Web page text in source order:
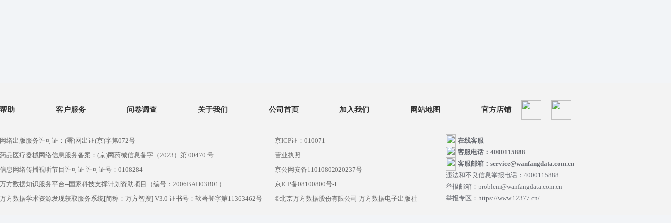
帮助 客户服务 问卷调查 关于我们 公司首页 加入我们 网站地图 官方店铺
网络出版服务许可证：(署)网出证(京)字第072号
药品医疗器械网络信息服务备案：(京)网药械信息备字（2023）第 00470 号
信息网络传播视听节目许可证 许可证号：0108284
万方数据知识服务平台--国家科技支撑计划资助项目（编号：2006BAH03B01）
万方数据学术资源发现获取服务系统[简称：万方智搜] V3.0 证书号：软著登字第11363462号
京ICP证：010071
营业执照
京公网安备11010802020237号
京ICP备08100800号-1
©北京万方数据股份有限公司 万方数据电子出版社
在线客服
客服电话：4000115888
客服邮箱：service@wanfangdata.com.cn
违法和不良信息举报电话：4000115888
举报邮箱：problem@wanfangdata.com.cn
举报专区：https://www.12377.cn/